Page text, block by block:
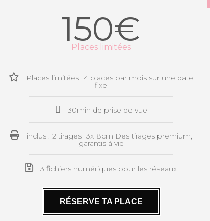
150€
Places limitées
Places limitées : 4 places par mois sur une date
fixe
30min de prise de vue
inclus : 2 tirages 13x18cm Des tirages premium,
garantis à vie
3 fichiers numériques pour les réseaux
RÉSERVE TA PLACE